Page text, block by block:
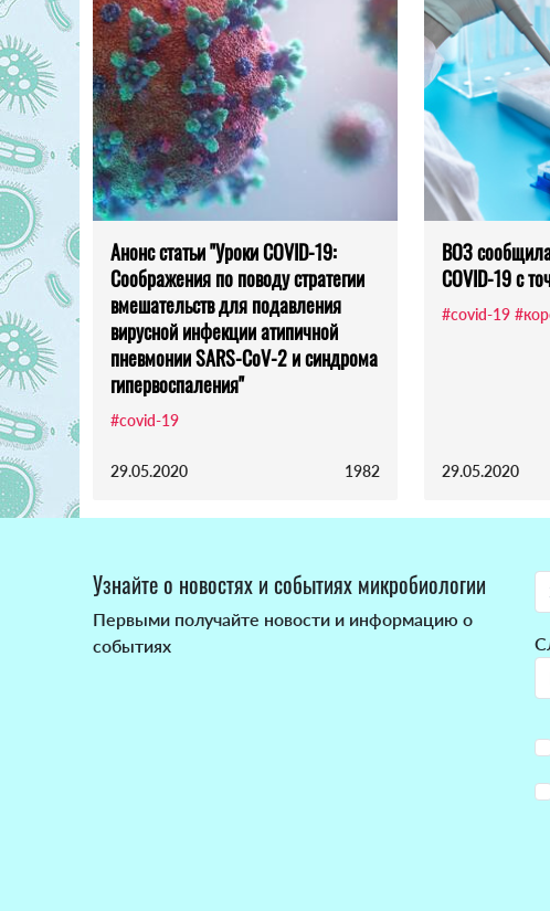
Анонс статьи "Уроки COVID-19:
Соображения по поводу стратегии
вмешательств для подавления
вирусной инфекции атипичной
пневмонии SARS-CoV-2 и синдрома
гипервоспаления"
#covid-19
29.05.2020 1982
ВОЗ
COVID-19 с
#covid-19
29.05.2020
Узнайте о новостях и событиях микробиологии
Первыми получайте новости и информацию о
событиях